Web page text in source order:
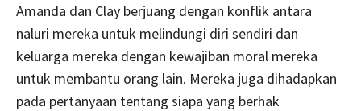
Amanda dan Clay berjuang dengan konflik antara
naluri mereka untuk melindungi diri sendiri dan
keluarga mereka dengan kewajiban moral mereka
untuk membantu orang lain. Mereka juga dihadapkan
pada pertanyaan tentang siapa yang berhak